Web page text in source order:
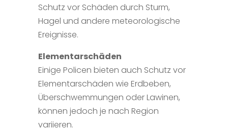
Schutz vor Schäden durch Sturm,
Hagel und andere meteorologische
Ereignisse.
Elementarschäden
Einige Policen bieten auch Schutz vor
Elementarschäden wie Erdbeben,
Überschwemmungen oder Lawinen,
können jedoch je nach Region
variieren.